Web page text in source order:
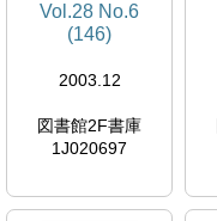
Vol.28 No.6
(146)
2003.12
図書館2F書庫
1J020697